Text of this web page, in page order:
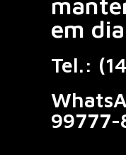
em dia
Tel.:
99777-